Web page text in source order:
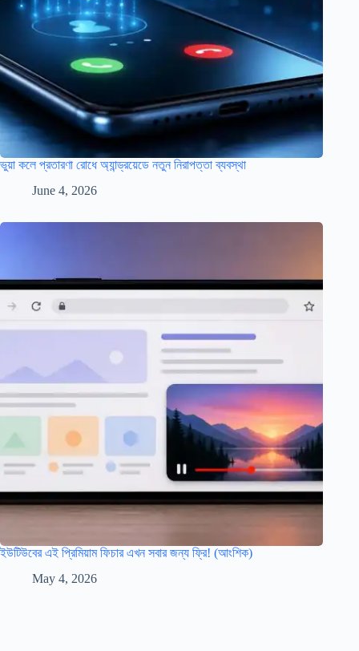
ভুয়া কলে প্রতারণা রোধে অ্যান্ড্রয়েডে নতুন নিরাপত্তা ব্যবস্থা
June 4, 2026
ইউটিউবের এই প্রিমিয়াম ফিচার এখন সবার জন্য ফ্রি! (আংশিক)
May 4, 2026